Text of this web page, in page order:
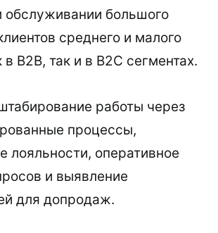
обслуживании большого
среднего и малого
B2B, так и в B2C сегментах.
работы через
процессы,
лояльности, оперативное
и выявление
для допродаж.